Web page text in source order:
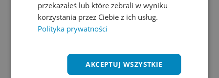
przekazałeś lub które zebrali w wyniku
korzystania przez Ciebie z ich usług.
Polityka prywatności
AKCEPTUJ WSZYSTKIE